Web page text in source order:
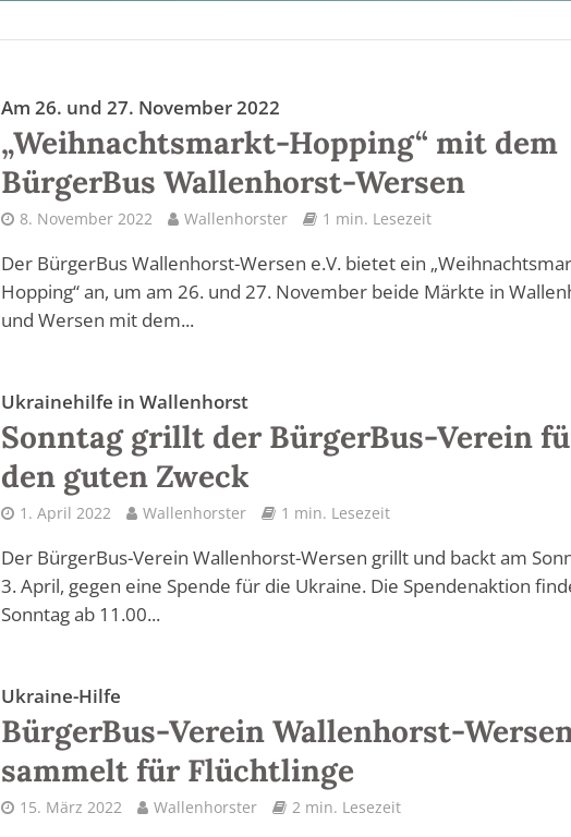
Am 26. und 27. November 2022
„Weihnachtsmarkt-Hopping“ mit dem
BürgerBus Wallenhorst-Wersen
8. November 2022 Wallenhorster 1 min. Lesezeit
Der BürgerBus Wallenhorst-Wersen e.V. bietet ein
Hopping“ an, um am 26. und 27. November beide Märkte in
und Wersen mit dem...
Ukrainehilfe in Wallenhorst
Sonntag grillt der BürgerBus-Verein
den guten Zweck
1. April 2022 Wallenhorster 1 min. Lesezeit
Der BürgerBus-Verein Wallenhorst-Wersen grillt und backt am
3. April, gegen eine Spende für die Ukraine. Die Spendenaktion
Sonntag ab 11.00...
Ukraine-Hilfe
BürgerBus-Verein Wallenhorst-
sammelt für Flüchtlinge
15. März 2022 Wallenhorster 2 min. Lesezeit